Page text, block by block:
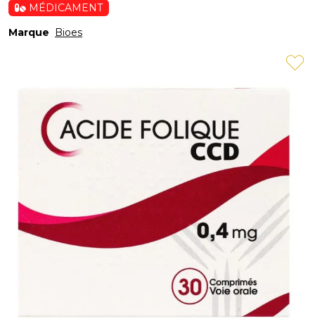
MÉDICAMENT
Marque Bioes